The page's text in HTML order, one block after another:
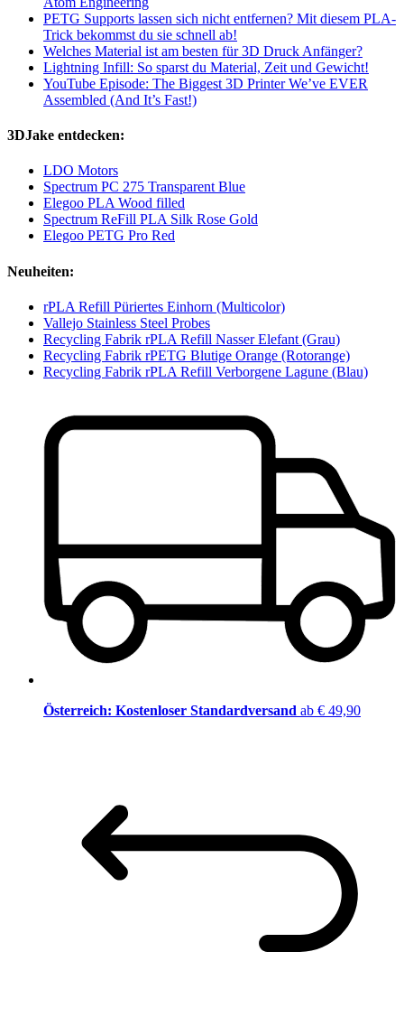
PETG Supports lassen sich nicht entfernen? Mit diesem PLA-
Trick bekommst du sie schnell ab!
Welches Material ist am besten für 3D Druck Anfänger?
Lightning Infill: So sparst du Material, Zeit und Gewicht!
YouTube Episode: The Biggest 3D Printer We’ve EVER
Assembled (And It’s Fast!)
3DJake entdecken:
LDO Motors
Spectrum PC 275 Transparent Blue
Elegoo PLA Wood filled
Spectrum ReFill PLA Silk Rose Gold
Elegoo PETG Pro Red
Neuheiten:
rPLA Refill Püriertes Einhorn (Multicolor)
Vallejo Stainless Steel Probes
Recycling Fabrik rPLA Refill Nasser Elefant (Grau)
Recycling Fabrik rPETG Blutige Orange (Rotorange)
Recycling Fabrik rPLA Refill Verborgene Lagune (Blau)
Österreich: Kostenloser Standardversand ab € 49,90